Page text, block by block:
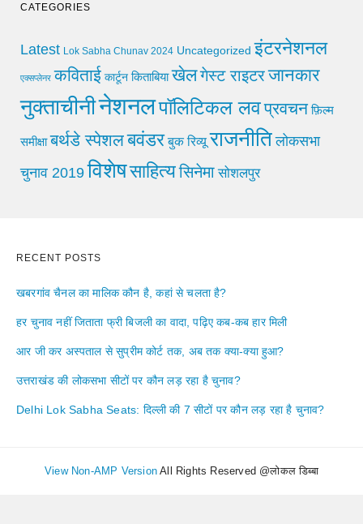
CATEGORIES
Latest Lok Sabha Chunav 2024 Uncategorized इंटरनेशनल
एक्सप्लेनर कविताई कार्टून किताबिया खेलगेस्ट राइटरजानकार
नुक्ताचीनीनेशनलपॉलिटिकल लवप्रवचन फ़िल्म
समीक्षा बर्थडे स्पेशलबवंडर बुक रिव्यू राजनीति लोकसभा
चुनाव 2019 विशेषसाहित्यसिनेमा सोशलपुर
RECENT POSTS
खबरगांव चैनल का मालिक कौन है, कहां से चलता है?
हर चुनाव नहीं जिताता फ्री बिजली का वादा, पढ़िए कब-कब हार मिली
आर जी कर अस्पताल से सुप्रीम कोर्ट तक, अब तक क्या-क्या हुआ?
उत्तराखंड की लोकसभा सीटों पर कौन लड़ रहा है चुनाव?
Delhi Lok Sabha Seats: दिल्ली की 7 सीटों पर कौन लड़ रहा है चुनाव?
View Non-AMP Version All Rights Reserved @लोकल डिब्बा